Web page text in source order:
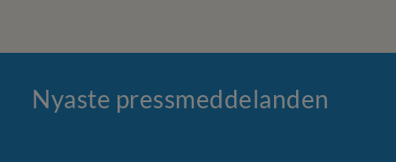
Nyaste press­meddelanden